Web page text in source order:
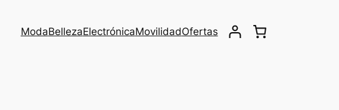
ModaBellezaElectrónicaMovilidadOfertas